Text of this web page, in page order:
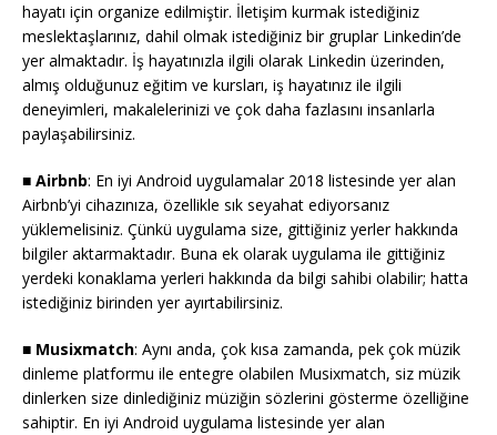
hayatı için organize edilmiştir. İletişim kurmak istediğiniz
meslektaşlarınız, dahil olmak istediğiniz bir gruplar Linkedin’de
yer almaktadır. İş hayatınızla ilgili olarak Linkedin üzerinden,
almış olduğunuz eğitim ve kursları, iş hayatınız ile ilgili
deneyimleri, makalelerinizi ve çok daha fazlasını insanlarla
paylaşabilirsiniz.
■ Airbnb: En iyi Android uygulamalar 2018 listesinde yer alan
Airbnb’yi cihazınıza, özellikle sık seyahat ediyorsanız
yüklemelisiniz. Çünkü uygulama size, gittiğiniz yerler hakkında
bilgiler aktarmaktadır. Buna ek olarak uygulama ile gittiğiniz
yerdeki konaklama yerleri hakkında da bilgi sahibi olabilir; hatta
istediğiniz birinden yer ayırtabilirsiniz.
■ Musixmatch: Aynı anda, çok kısa zamanda, pek çok müzik
dinleme platformu ile entegre olabilen Musixmatch, siz müzik
dinlerken size dinlediğiniz müziğin sözlerini gösterme özelliğine
sahiptir. En iyi Android uygulama listesinde yer alan